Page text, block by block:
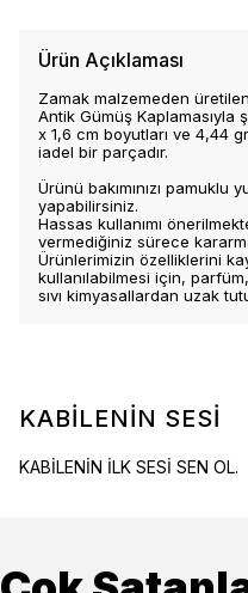
Ürün Açıklaması
Zamak malzemeden
Antik Gümüş Kaplamasıyla
x 1,6 cm boyutları ve 4,44
iadel bir parçadır.
Ürünü bakımınızı pamuklu
yapabilirsiniz.
Hassas kullanımı
vermediğiniz sürece
Ürünlerimizin özelliklerini
kullanılabilmesi için,
sıvı kimyasallardan uzak
KABİLENİN SESİ
KABİLENİN İLK SESİ SEN OL.